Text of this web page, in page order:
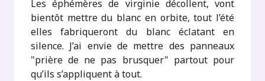
Les éphémères de virginie décollent, vont
bientôt mettre du blanc en orbite, tout l’été
elles fabriqueront du blanc éclatant en
silence. J’ai envie de mettre des panneaux
"prière de ne pas brusquer" partout pour
qu’ils s’appliquent à tout.